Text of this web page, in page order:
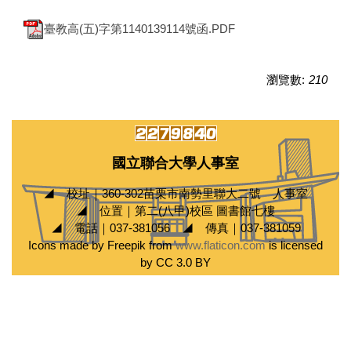
臺教高(五)字第1140139114號函.PDF
瀏覽數: 210
國立聯合大學人事室
◢ 校址｜360-302苗栗市南勢里聯大二號 人事室
◢ 位置｜第二(八甲)校區 圖書館七樓
◢ 電話｜037-381056 ◢ 傳真｜037-381059
Icons made by Freepik fromwww.flaticon.comis licensed
by CC 3.0 BY